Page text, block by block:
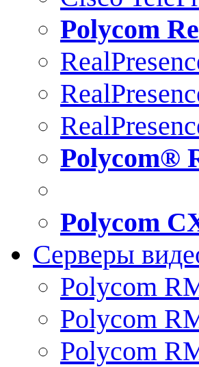
Polycom
Polycom®
Polycom
Серверы
Polycom
Polycom
Polycom